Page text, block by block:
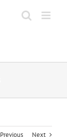
Previous Next